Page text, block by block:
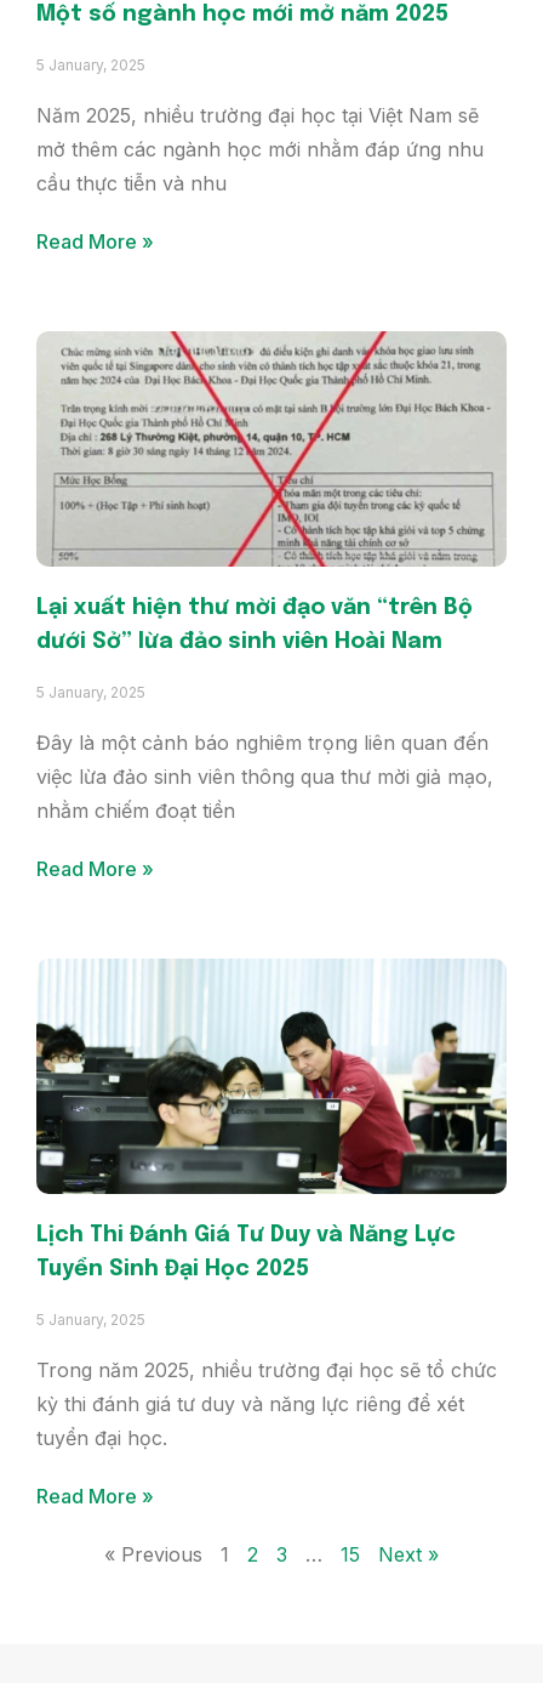
Một số ngành học mới mở năm 2025
5 January, 2025
Năm 2025, nhiều trường đại học tại Việt Nam sẽ
mở thêm các ngành học mới nhằm đáp ứng nhu
cầu thực tiễn và nhu
Read More »
Lại xuất hiện thư mời đạo văn “trên Bộ
dưới Sở” lừa đảo sinh viên Hoài Nam
5 January, 2025
Đây là một cảnh báo nghiêm trọng liên quan đến
việc lừa đảo sinh viên thông qua thư mời giả mạo,
nhằm chiếm đoạt tiền
Read More »
Lịch Thi Đánh Giá Tư Duy và Năng Lực
Tuyển Sinh Đại Học 2025
5 January, 2025
Trong năm 2025, nhiều trường đại học sẽ tổ chức
kỳ thi đánh giá tư duy và năng lực riêng để xét
tuyển đại học.
Read More »
« Previous 1 2 3 … 15 Next »